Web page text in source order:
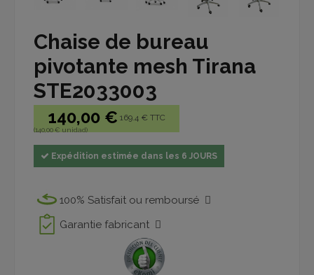
Chaise de bureau
pivotante mesh Tirana
STE2033003
140,00 € 169.4 € TTC
(140,00 € unidad)
Expédition estimée dans les 6 JOURS
100% Satisfait ou remboursé
Garantie fabricant